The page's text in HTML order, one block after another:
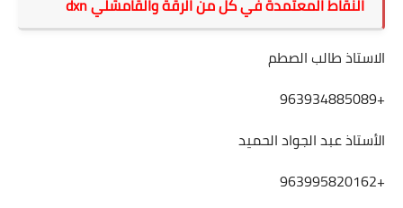
النقاط المعتمدة في كل من الرقة والقامشلي dxn
الاستاذ طالب الصطم
+963934885089
الأستاذ عبد الجواد الحميد
+963995820162